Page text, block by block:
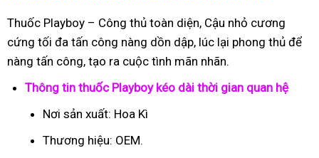
Thuốc Playboy – Công thủ toàn diện, Cậu nhỏ cương
cứng tối đa tấn công nàng dồn dập, lúc lại phong thủ để
nàng tấn công, tạo ra cuộc tình mãn nhãn.
Thông tin thuốc Playboy kéo dài thời gian quan hệ
Nơi sản xuất: Hoa Kì
Thương hiệu: OEM.